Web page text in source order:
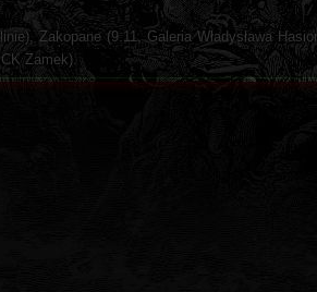
Zakopane (9.11, Galeria Władysława
Zamek).